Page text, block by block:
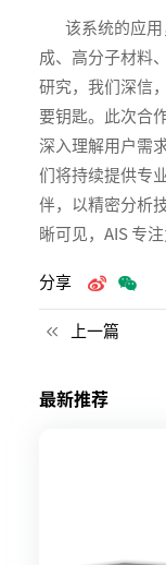
该系统的应用
成、高分子材料
研究，我们深信
要钥匙。此次合
深入理解用户需
们将持续提供专
伴，以精密分析
晰可见，AIS 专
分享
上一篇
最新推荐